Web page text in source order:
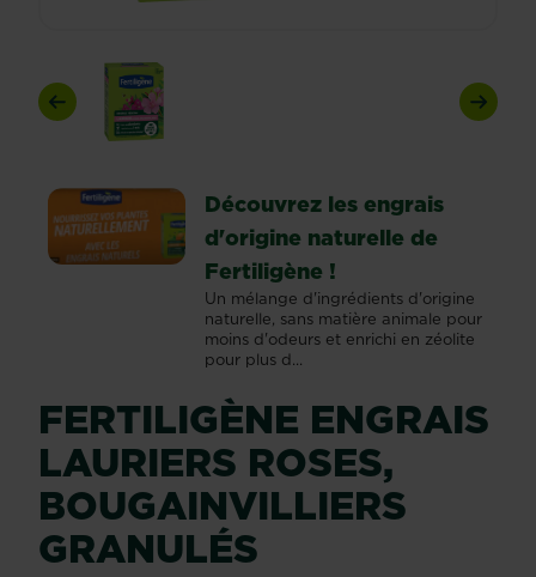
Previous Next
Découvrez les engrais
d'origine naturelle de
Fertiligène !
Un mélange d'ingrédients d'origine
naturelle, sans matière animale pour
moins d'odeurs et enrichi en zéolite
pour plus d...
FERTILIGÈNE ENGRAIS
LAURIERS ROSES,
BOUGAINVILLIERS
GRANULÉS